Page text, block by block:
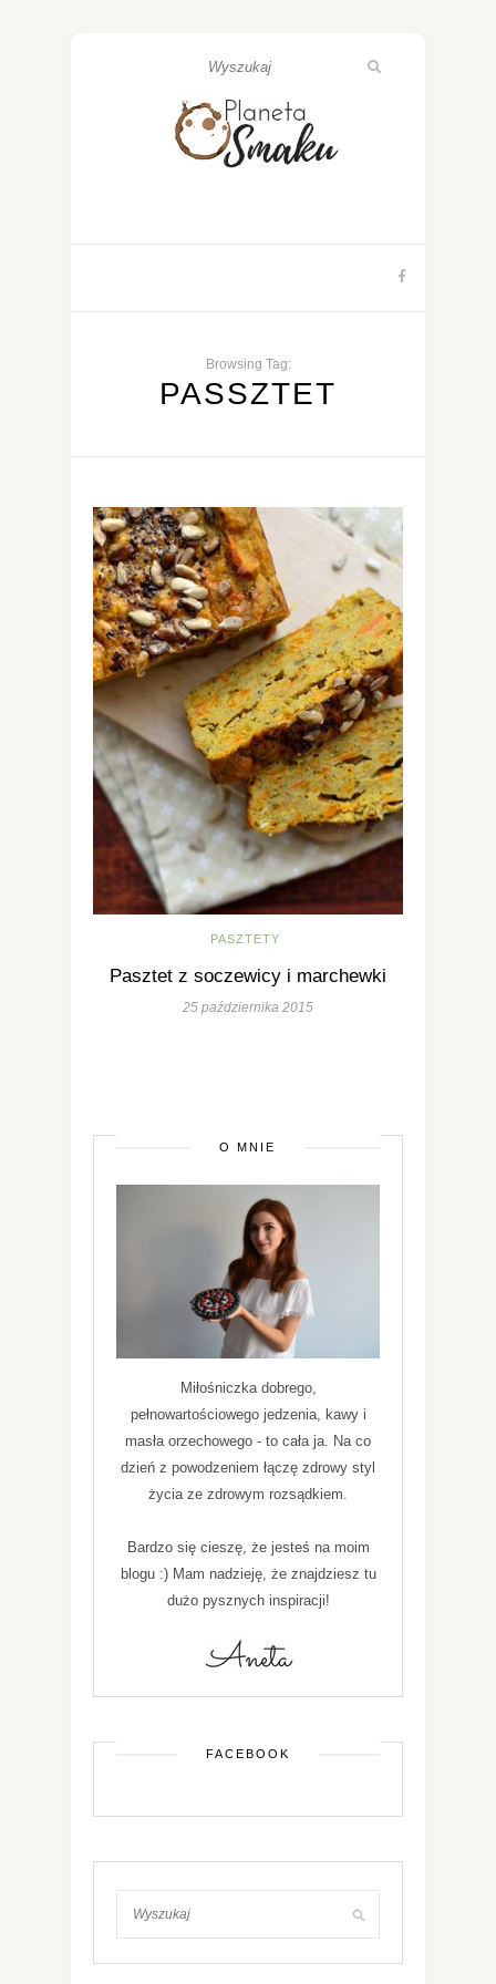
Browsing Tag:
PASSZTET
PASZTETY
Pasztet z soczewicy i marchewki
25 października 2015
O MNIE
Miłośniczka dobrego,
pełnowartościowego jedzenia, kawy i
masła orzechowego - to cała ja. Na co
dzień z powodzeniem łączę zdrowy styl
życia ze zdrowym rozsądkiem.
Bardzo się cieszę, że jesteś na moim
blogu :) Mam nadzieję, że znajdziesz tu
dużo pysznych inspiracji!
FACEBOOK